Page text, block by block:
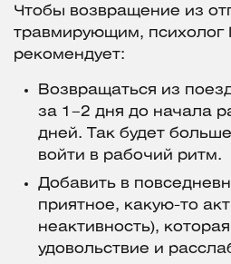
Чтобы возвращение из
травмирующим,
рекомендует:
Возвращаться из
за 1–2 дня до начала
дней. Так будет
войти в рабочий ритм.
Добавить в
приятное, какую-то
неактивность),
удовольствие и